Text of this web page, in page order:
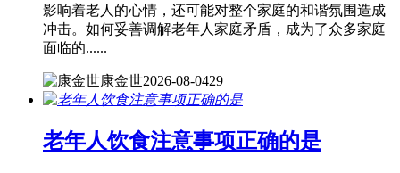
影响着老人的心情，还可能对整个家庭的和谐氛围造成
冲击。如何妥善调解老年人家庭矛盾，成为了众多家庭
面临的......
康金世2026-08-0429
老年人饮食注意事项正确的是